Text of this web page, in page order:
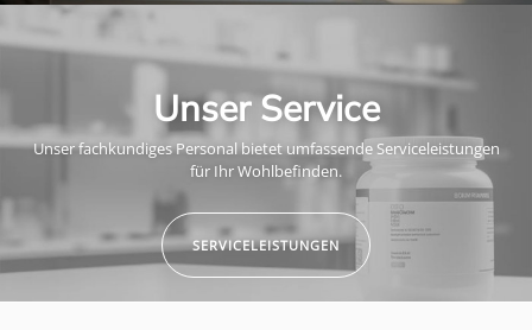
Unser Service
Unser fachkundiges Personal bietet umfassende Serviceleistungen
für Ihr Wohlbefinden.
SERVICELEISTUNGEN